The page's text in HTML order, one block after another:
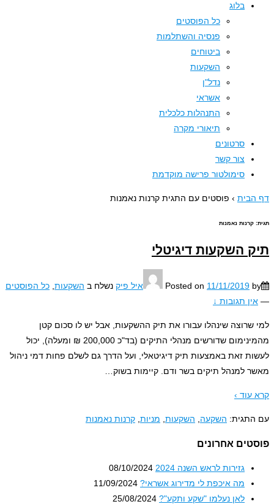
בלוג
כל הפוסטים
פנסיה והשתלמות
ביטוחים
השקעות
נדל"ן
אשראי
התנהלות כלכלית
תיאורי מקרה
סרטונים
צור קשר
סימולטור פרישה מוקדמת
› פוסטים עם התגית קרנות נאמנות
קרנות נאמנות
השקעות דיגיטלי
Posted on11/11/2019 איל פיק נשלח בהשקעות,כל הפוסטים
תגובות ↓
שינהלו עבורו את תיק ההשקעות, אבל יש לו סכום קטן
מהמינימום שדורשים מנהלי התיקים (בד"כ 200,000 ₪ ומעלה), יכול
זאת באמצעות תיק דיגיטאלי, ועל הדרך גם לשלם פחות דמי ניהול
למנהל תיקים בשר ודם. קיימות בשוק …
›
השקעה,השקעות,מניות ,קרנות נאמנות
אחרונים
גזירות לראש השנה 2024
08/10/2024
מה איכפת לי מדירוג אשראי? 11/09/2024
לאן נעלמו "שקע ותקע"? 25/08/2024